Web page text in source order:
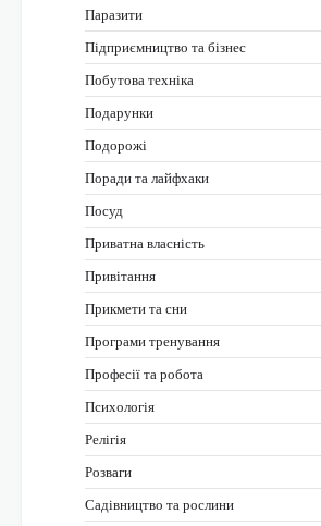
Паразити
Підприємництво та бізнес
Побутова техніка
Подарунки
Подорожі
Поради та лайфхаки
Посуд
Приватна власність
Привітання
Прикмети та сни
Програми тренування
Професії та робота
Психологія
Релігія
Розваги
Садівництво та рослини